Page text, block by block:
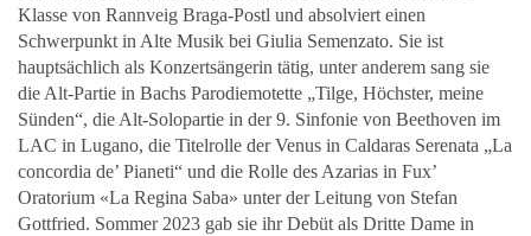
Klasse von Rannveig Braga-Postl und absolviert einen
Schwerpunkt in Alte Musik bei Giulia Semenzato. Sie ist
hauptsächlich als Konzertsängerin tätig, unter anderem sang sie
die Alt-Partie in Bachs Parodiemotette „Tilge, Höchster, meine
Sünden“, die Alt-Solopartie in der 9. Sinfonie von Beethoven im
LAC in Lugano, die Titelrolle der Venus in Caldaras Serenata „La
concordia de’ Pianeti“ und die Rolle des Azarias in Fux’
Oratorium «La Regina Saba» unter der Leitung von Stefan
Gottfried. Sommer 2023 gab sie ihr Debüt als Dritte Dame in